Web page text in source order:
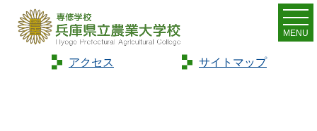
アクセス サイトマップ
MENU
Home> 教育>教育内容